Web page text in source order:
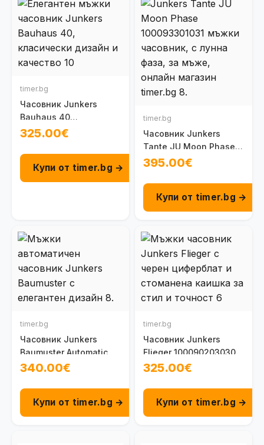
timer.bg
Часовник Junkers
Bauhaus 40
100091301030
325.00€
Купи от timer.bg →
timer.bg
Часовник Junkers
Tante JU Moon Phase
100093301031
395.00€
Купи от timer.bg →
timer.bg
Часовник Junkers
Baumuster Automatic
100095201060
340.00€
Купи от timer.bg →
timer.bg
Часовник Junkers
Flieger 100090203030
325.00€
Купи от timer.bg →